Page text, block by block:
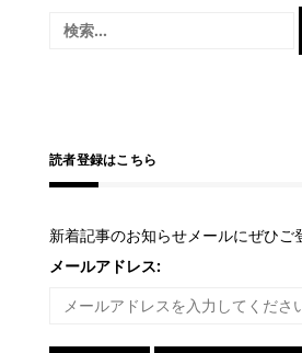
読者登録はこちら
新着記事のお知らせメールにぜひご
メールアドレス: